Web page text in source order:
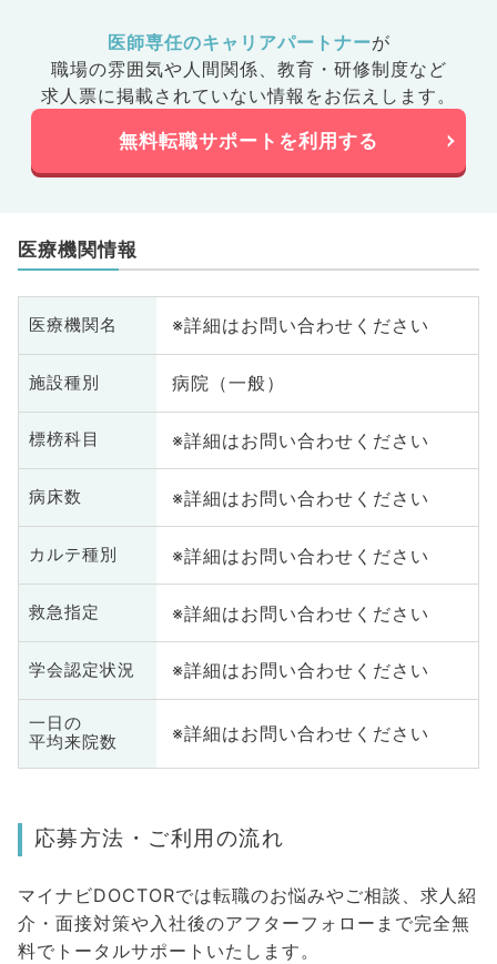
医師専任のキャリアパートナーが
職場の雰囲気や人間関係、 教育・研修制度など
求人票に掲載されていない情報をお伝えします。
無料転職サポートを利用する
医療機関情報
医療機関名 ※詳細はお問い合わせください
施設種別 病院（一般）
標榜科目 ※詳細はお問い合わせください
病床数 ※詳細はお問い合わせください
カルテ種別 ※詳細はお問い合わせください
救急指定 ※詳細はお問い合わせください
学会認定状況 ※詳細はお問い合わせください
一日の
平均来院数
※詳細はお問い合わせください
応募方法・ご利用の流れ
マイナビDOCTORでは転職のお悩みやご相談、求人紹
介・面接対策や入社後のアフターフォローまで完全無
料でトータルサポートいたします。